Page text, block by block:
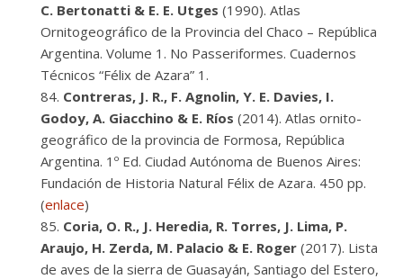
C. Bertonatti & E. E. Utges (1990). Atlas
Ornitogeográfico de la Provincia del Chaco – República
Argentina. Volume 1. No Passeriformes. Cuadernos
Técnicos “Félix de Azara” 1.
Contreras, J. R., F. Agnolin, Y. E. Davies, I.
Godoy, A. Giacchino & E. Ríos (2014). Atlas ornito-
geográfico de la provincia de Formosa, República
Argentina. 1º Ed. Ciudad Autónoma de Buenos Aires:
Fundación de Historia Natural Félix de Azara. 450 pp.
(enlace)
Coria, O. R., J. Heredia, R. Torres, J. Lima, P.
Araujo, H. Zerda, M. Palacio & E. Roger (2017). Lista
de aves de la sierra de Guasayán, Santiago del Estero,